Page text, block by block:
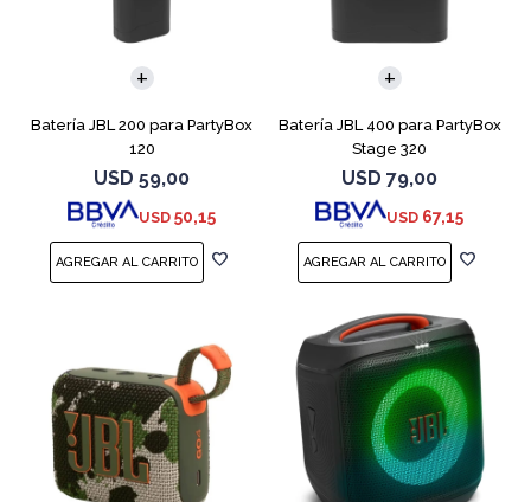
Batería JBL 200 para PartyBox
120
USD 59,00
USD 50,15
Batería JBL 400 para PartyBox
Stage 320
USD 79,00
USD 67,15